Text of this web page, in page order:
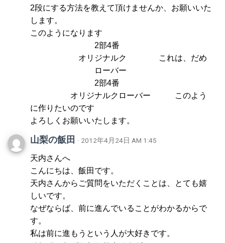
2段にする方法を教えて頂けませんか、お願いいた
します。
このようになります
2部4番
オリジナルク これは、だめ
ローバー
2部4番
オリジナルクローバー このよう
に作りたいのです
よろしくお願いいたします。
山梨の飯田 · 2012年4月24日 AM 1:45
天内さんへ
こんにちは、飯田です。
天内さんからご質問をいただくことは、とても嬉
しいです。
なぜならば、前に進んでいることがわかるからで
す。
私は前に進もうという人が大好きです。